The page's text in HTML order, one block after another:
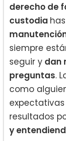
derecho de
custodia
siempre
seguir y dan
preguntas.
como
resultados
y